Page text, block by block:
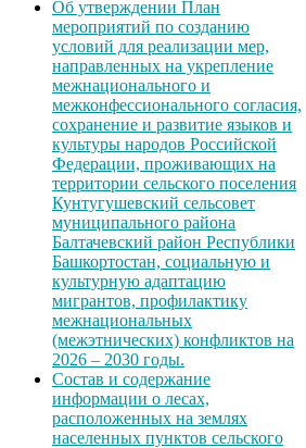
Об утверждении План
мероприятий по созданию
условий для реализации мер,
направленных на укрепление
межнационального и
межконфессионального согласия,
сохранение и развитие языков и
культуры народов Российской
Федерации, проживающих на
территории сельского поселения
Кунтугушевский сельсовет
муниципального района
Балтачевский район Республики
Башкортостан, социальную и
культурную адаптацию
мигрантов, профилактику
межнациональных
(межэтнических) конфликтов на
2026 – 2030 годы.
Состав и содержание
информации о лесах,
расположенных на землях
населенных пунктов сельского